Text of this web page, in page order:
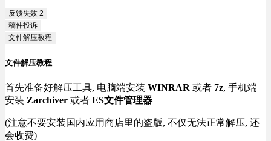
反馈失效 2
稿件投诉
文件解压教程
文件解压教程
首先准备好解压工具, 电脑端安装 WINRAR 或者 7z, 手机端
安装 Zarchiver 或者 ES文件管理器
(注意不要安装国内应用商店里的盗版, 不仅无法正常解压, 还
会收费)